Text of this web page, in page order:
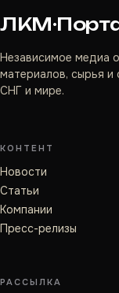
Независимое медиа
материалов, сырья и
СНГ и мире.
КОНТЕНТ
Новости
Статьи
Компании
Пресс-релизы
РАССЫЛКА